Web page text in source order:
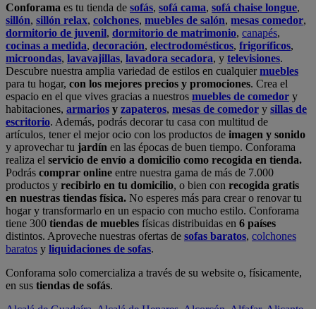
Conforama es tu tienda de sofás, sofá cama, sofá chaise longue,
sillón, sillón relax, colchones, muebles de salón, mesas comedor,
dormitorio de juvenil, dormitorio de matrimonio, canapés,
cocinas a medida, decoración, electrodomésticos, frigoríficos,
microondas, lavavajillas, lavadora secadora, y televisiones.
Descubre nuestra amplia variedad de estilos en cualquiermuebles
para tu hogar, con los mejores precios y promociones. Crea el
espacio en el que vives gracias a nuestros muebles de comedor y
habitaciones, armarios y zapateros, mesas de comedor y sillas de
escritorio. Además, podrás decorar tu casa con multitud de
artículos, tener el mejor ocio con los productos de imagen y sonido
y aprovechar tu jardín en las épocas de buen tiempo. Conforama
realiza el servicio de envío a domicilio como recogida en tienda.
Podrás comprar online entre nuestra gama de más de 7.000
productos y recibirlo en tu domicilio, o bien con recogida gratis
en nuestras tiendas física. No esperes más para crear o renovar tu
hogar y transformarlo en un espacio con mucho estilo. Conforama
tiene 300 tiendas de muebles físicas distribuidas en 6 países
distintos. Aproveche nuestras ofertas de sofas baratos, colchones
baratos y liquidaciones de sofas.
Conforama solo comercializa a través de su website o, físicamente,
en sus tiendas de sofás.